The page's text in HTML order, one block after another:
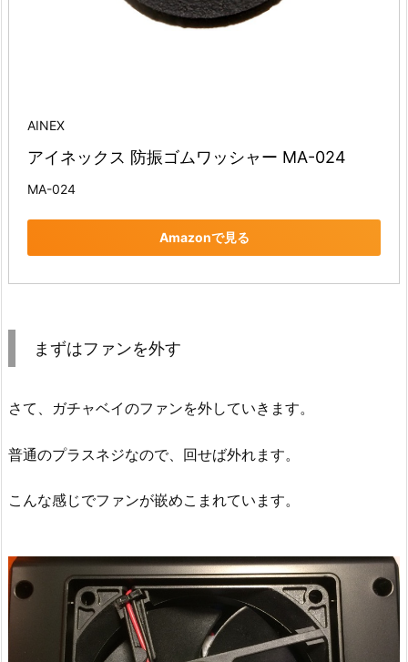
AINEX
アイネックス 防振ゴムワッシャー MA-024
MA-024
Amazonで見る
まずはファンを外す
さて、ガチャベイのファンを外していきます。
普通のプラスネジなので、回せば外れます。
こんな感じでファンが嵌めこまれています。